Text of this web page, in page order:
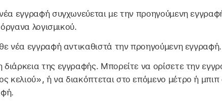
εγγραφή συγχωνεύεται με την προηγούμενη
λογισμικού.
νέα εγγραφή αντικαθιστά την προηγούμενη εγγραφή.
διάρκεια της εγγραφής. Μπορείτε να ορίσετε την
κελιού», ή να διακόπτεται στο επόμενο μέτρο ή